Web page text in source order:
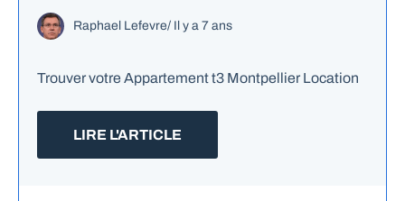
Raphael Lefevre/ Il y a 7 ans
Trouver votre Appartement t3 Montpellier Location
LIRE L'ARTICLE